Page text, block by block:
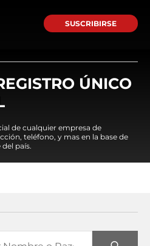
SUSCRIBIRSE
ÚNICO
de cualquier empresa de
teléfono, y mas en la base de
país.